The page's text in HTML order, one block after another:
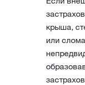
крыша,
или